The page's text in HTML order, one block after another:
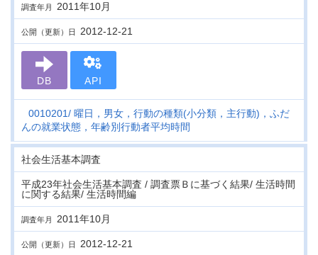
調査年月 2011年10月
公開（更新）日 2012-12-21
DB API
0010201 曜日，男女，行動の種類(小分類，主行動)，ふだ
んの就業状態，年齢別行動者平均時間
社会生活基本調査
平成23年社会生活基本調査 / 調査票Ｂに基づく結果/ 生活時間
に関する結果/ 生活時間編
調査年月 2011年10月
公開（更新）日 2012-12-21